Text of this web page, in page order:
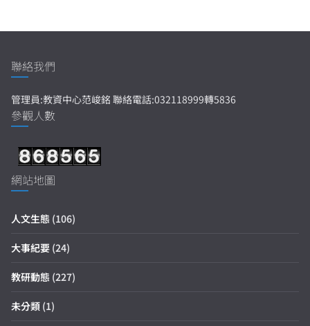
聯絡我們
管理員:教資中心范峻銘 聯絡電話:032118999轉5836
參觀人數
網站地圖
人文生態 (106)
大事紀要 (24)
教研動態 (227)
未分類 (1)